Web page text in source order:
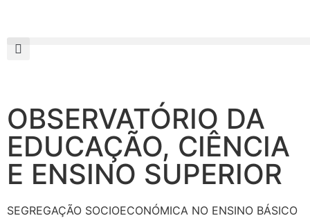
OBSERVATÓRIO DA
EDUCAÇÃO, CIÊNCIA
E ENSINO SUPERIOR
SEGREGAÇÃO SOCIOECONÓMICA NO ENSINO BÁSICO